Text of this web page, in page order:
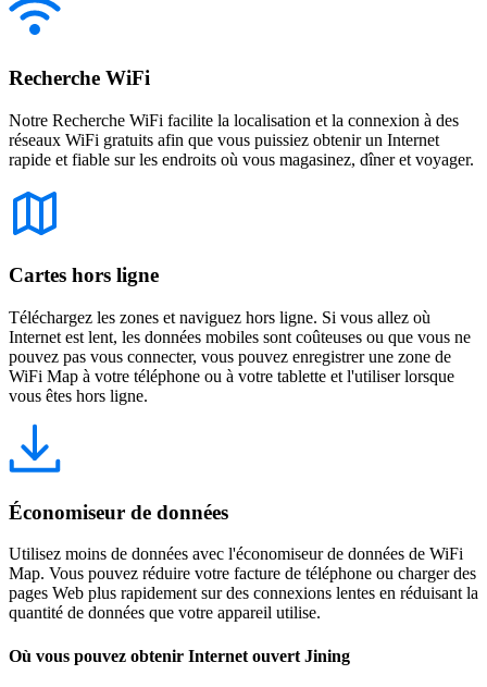
Recherche WiFi
Notre Recherche WiFi facilite la localisation et la connexion à des
réseaux WiFi gratuits afin que vous puissiez obtenir un Internet
rapide et fiable sur les endroits où vous magasinez, dîner et voyager.
Cartes hors ligne
Téléchargez les zones et naviguez hors ligne. Si vous allez où
Internet est lent, les données mobiles sont coûteuses ou que vous ne
pouvez pas vous connecter, vous pouvez enregistrer une zone de
WiFi Map à votre téléphone ou à votre tablette et l'utiliser lorsque
vous êtes hors ligne.
Économiseur de données
Utilisez moins de données avec l'économiseur de données de WiFi
Map. Vous pouvez réduire votre facture de téléphone ou charger des
pages Web plus rapidement sur des connexions lentes en réduisant la
quantité de données que votre appareil utilise.
Où vous pouvez obtenir Internet ouvert Jining